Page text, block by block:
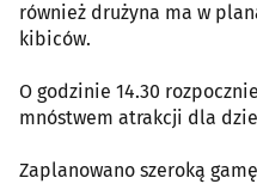
również drużyna ma w
kibiców.
O godzinie 14.30
mnóstwem atrakcji dla
Zaplanowano szeroką